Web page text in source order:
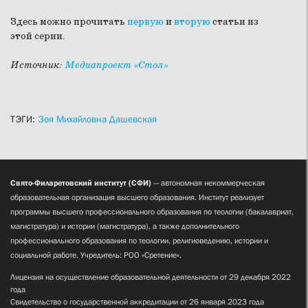
Здесь можно прочитать первую ивторую статьи из
этой серии.
Источник: Медиапроект «Стол»
ТЭГИ: Зоя Михайловна Дашевская
Свято-Филаретовский институт (СФИ) — автономная некоммерческая
образовательная организация высшего образования. Институт реализует
программы высшего профессионального образования по теологии (бакалавриат,
магистратура) и истории (магистратура), а также дополнительного
профессионального образования по теологии, религиоведению, истории и
социальной работе. Учредитель: РОО «Сретение».
Лицензия на осуществление образовательной деятельности от 29 декабря 2022
года
Свидетельство о государственной аккредитации от 26 января 2023 года